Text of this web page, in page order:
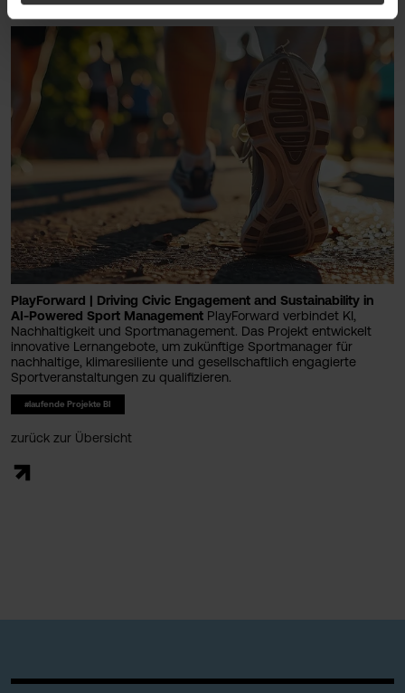
PlayForward | Driving Civic Engagement and Sustainability in
AI-Powered Sport Management PlayForward verbindet KI,
Nachhaltigkeit und Sportmanagement. Das Projekt entwickelt
innovative Lernangebote, um zukünftige Sportmanager für
nachhaltige, klimaresiliente und gesellschaftlich engagierte
Sportveranstaltungen zu qualifizieren.
#laufende Projekte BI
zurück zur Übersicht